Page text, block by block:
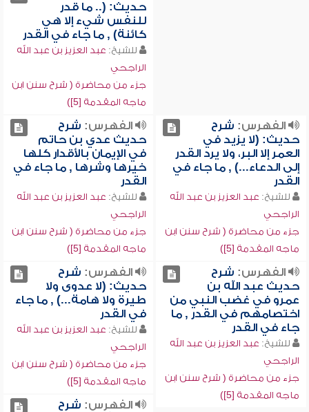
حديث: (.. ما قدر
للنفس شيء إلا هي
كائنة) , ما جاء في القدر
للشيخ: عبد العزيز بن عبد الله
الراجحي
جزء من محاضرة ( شرح سنن ابن
ماجه المقدمة [5])
الفهرس: شرح
حديث: (لا يزيد في
العمر إلا البر، ولا يرد القدر
إلى الدعاء...) , ما جاء في
القدر
للشيخ: عبد العزيز بن عبد الله
الراجحي
جزء من محاضرة ( شرح سنن ابن
ماجه المقدمة [5])
الفهرس: شرح
حديث عدي بن حاتم
في الإيمان بالأقدار كلها
خيرها وشرها , ما جاء في
القدر
للشيخ: عبد العزيز بن عبد الله
الراجحي
جزء من محاضرة ( شرح سنن ابن
ماجه المقدمة [5])
الفهرس: شرح
حديث عبد الله بن
عمرو في غضب النبي من
اختصامهم في القدر , ما
جاء في القدر
للشيخ: عبد العزيز بن عبد الله
الراجحي
جزء من محاضرة ( شرح سنن ابن
ماجه المقدمة [5])
الفهرس: شرح
حديث: (لا عدوى ولا
طيرة ولا هامة...) , ما جاء
في القدر
للشيخ: عبد العزيز بن عبد الله
الراجحي
جزء من محاضرة ( شرح سنن ابن
ماجه المقدمة [5])
الفهرس: شرح